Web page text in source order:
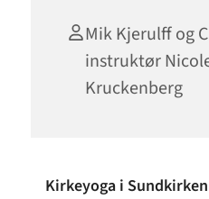
Mik Kjerulff og
instruktør
Kruckenberg
Kirkeyoga i Sundkirken